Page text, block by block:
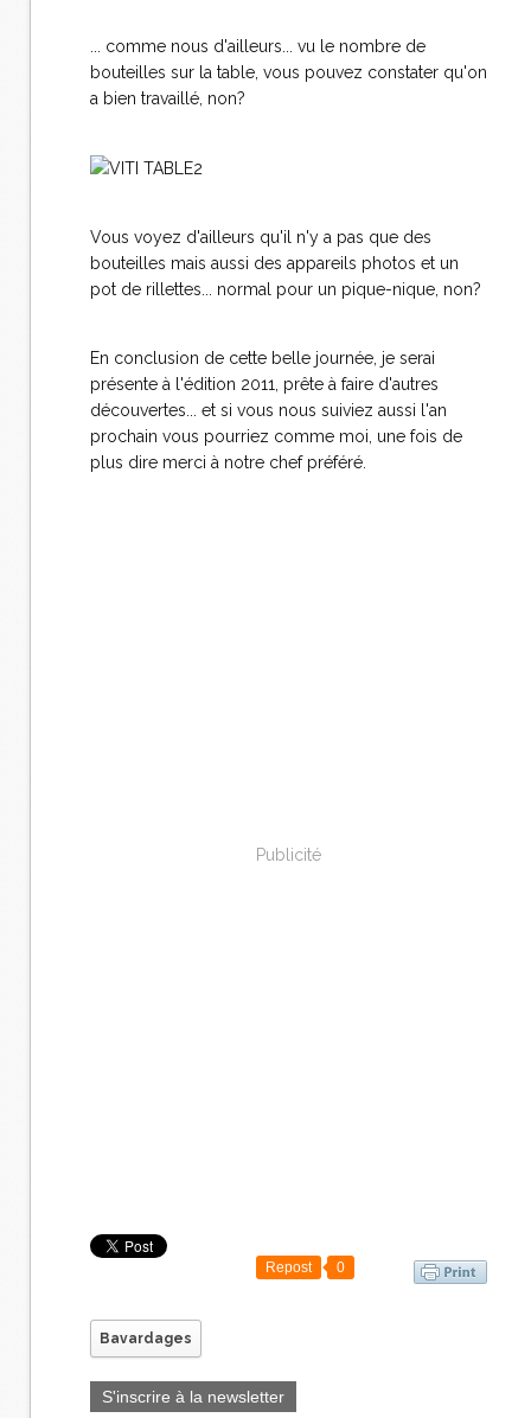
... comme nous d'ailleurs... vu le nombre de
bouteilles sur la table, vous pouvez constater qu'on
a bien travaillé, non?
Vous voyez d'ailleurs qu'il n'y a pas que des
bouteilles mais aussi des appareils photos et un
pot de rillettes... normal pour un pique-nique, non?
En conclusion de cette belle journée, je serai
présente à l'édition 2011, prête à faire d'autres
découvertes... et si vous nous suiviez aussi l'an
prochain vous pourriez comme moi, une fois de
plus dire merci à notre chef préféré.
Publicité
Repost 0
Bavardages
S'inscrire à la newsletter